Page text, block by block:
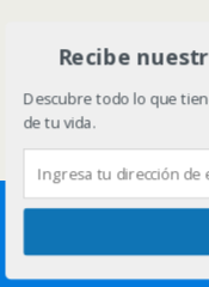
Móvil
Recibe
Descubre todo lo que
de tu vida.